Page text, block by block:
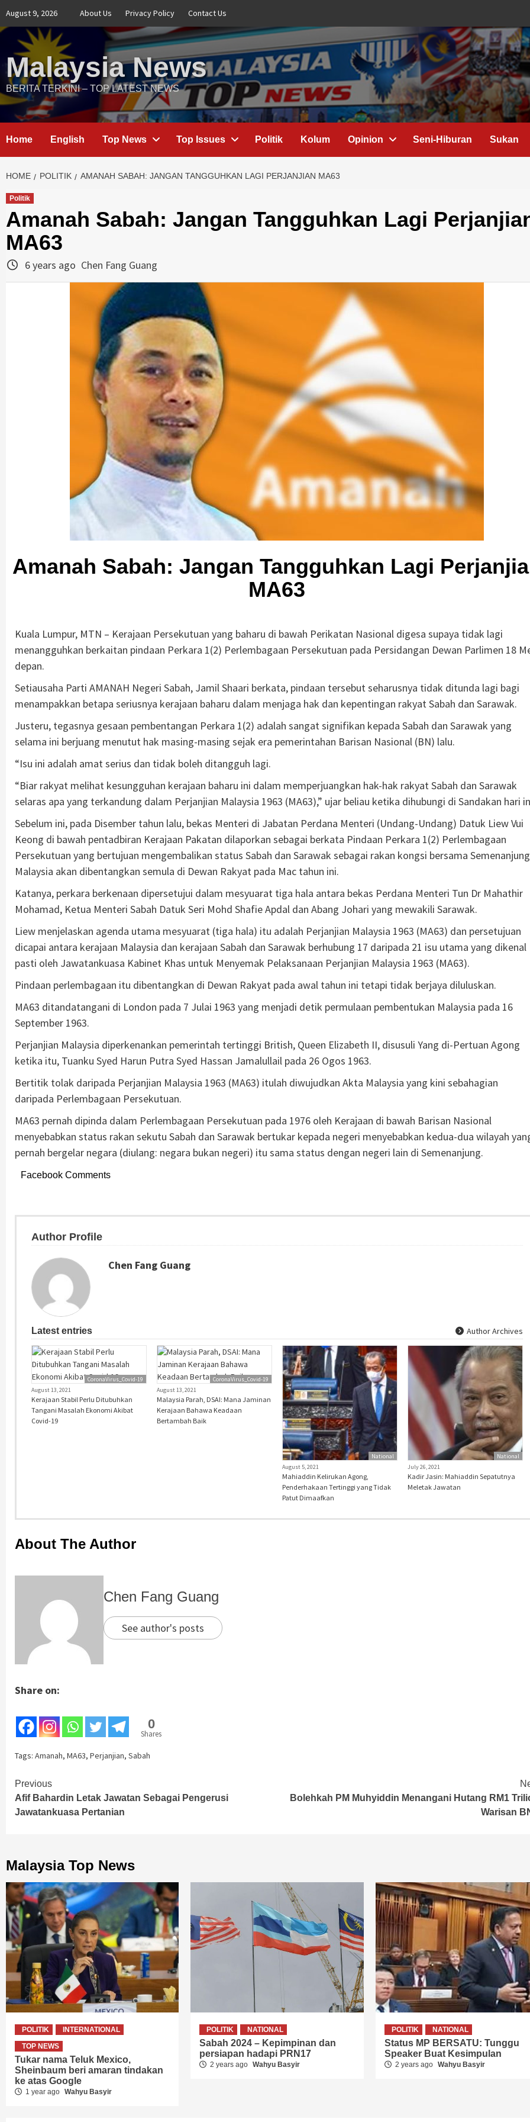
content
August 9, 2026 About Us Privacy Policy Contact Us
Malaysia News
BERITA TERKINI – TOP LATEST NEWS
Home English Top News Top Issues Politik Kolum Opinion Seni-Hiburan Sukan
HOME POLITIK AMANAH SABAH: JANGAN TANGGUHKAN LAGI PERJANJIAN MA63
Politik
Amanah Sabah: Jangan Tangguhkan Lagi
MA63
6 years ago Chen Fang Guang
Amanah Sabah: Jangan Tangguhkan Lagi
MA63
Kuala Lumpur, MTN – Kerajaan Persekutuan yang baharu di bawah Perikatan Nasional digesa supaya tidak lagi
menangguhkan berkaitan pindaan Perkara 1(2) Perlembagaan Persekutuan pada Persidangan Dewan Parlimen 18
depan.
Setiausaha Parti AMANAH Negeri Sabah, Jamil Shaari berkata, pindaan tersebut seharusnya tidak ditunda lagi bagi
menampakkan betapa seriusnya kerajaan baharu dalam menjaga hak dan kepentingan rakyat Sabah dan Sarawak.
Justeru, tegasnya gesaan pembentangan Perkara 1(2) adalah sangat signifikan kepada Sabah dan Sarawak yang
selama ini berjuang menutut hak masing-masing sejak era pemerintahan Barisan Nasional (BN) lalu.
“Isu ini adalah amat serius dan tidak boleh ditangguh lagi.
“Biar rakyat melihat kesungguhan kerajaan baharu ini dalam memperjuangkan hak-hak rakyat Sabah dan Sarawak
selaras apa yang terkandung dalam Perjanjian Malaysia 1963 (MA63),” ujar beliau ketika dihubungi di Sandakan hari
Sebelum ini, pada Disember tahun lalu, bekas Menteri di Jabatan Perdana Menteri (Undang-Undang) Datuk Liew Vui
Keong di bawah pentadbiran Kerajaan Pakatan dilaporkan sebagai berkata Pindaan Perkara 1(2) Perlembagaan
Persekutuan yang bertujuan mengembalikan status Sabah dan Sarawak sebagai rakan kongsi bersama Semenanjung
Malaysia akan dibentangkan semula di Dewan Rakyat pada Mac tahun ini.
Katanya, perkara berkenaan dipersetujui dalam mesyuarat tiga hala antara bekas Perdana Menteri Tun Dr Mahathir
Mohamad, Ketua Menteri Sabah Datuk Seri Mohd Shafie Apdal dan Abang Johari yang mewakili Sarawak.
Liew menjelaskan agenda utama mesyuarat (tiga hala) itu adalah Perjanjian Malaysia 1963 (MA63) dan persetujuan
dicapai antara kerajaan Malaysia dan kerajaan Sabah dan Sarawak berhubung 17 daripada 21 isu utama yang dikenal
pasti oleh Jawatankuasa Kabinet Khas untuk Menyemak Pelaksanaan Perjanjian Malaysia 1963 (MA63).
Pindaan perlembagaan itu dibentangkan di Dewan Rakyat pada awal tahun ini tetapi tidak berjaya diluluskan.
MA63 ditandatangani di London pada 7 Julai 1963 yang menjadi detik permulaan pembentukan Malaysia pada 16
September 1963.
Perjanjian Malaysia diperkenankan pemerintah tertinggi British, Queen Elizabeth II, disusuli Yang di-Pertuan Agong
ketika itu, Tuanku Syed Harun Putra Syed Hassan Jamalullail pada 26 Ogos 1963.
Bertitik tolak daripada Perjanjian Malaysia 1963 (MA63) itulah diwujudkan Akta Malaysia yang kini sebahagian
daripada Perlembagaan Persekutuan.
MA63 pernah dipinda dalam Perlembagaan Persekutuan pada 1976 oleh Kerajaan di bawah Barisan Nasional
menyebabkan status rakan sekutu Sabah dan Sarawak bertukar kepada negeri menyebabkan kedua-dua wilayah
pernah bergelar negara (diulang: negara bukan negeri) itu sama status dengan negeri lain di Semenanjung.
Facebook Comments
Author Profile
Chen Fang Guang
Latest entries Author Archives
CoronaVirus_Covid-19
August 13, 2021
Kerajaan Stabil Perlu Ditubuhkan
Tangani Masalah Ekonomi Akibat
Covid-19
CoronaVirus_Covid-19
August 13, 2021
Malaysia Parah, DSAI: Mana Jaminan
Kerajaan Bahawa Keadaan
Bertambah Baik
National
August 5, 2021
Mahiaddin Kelirukan Agong,
Penderhakaan Tertinggi yang Tidak
Patut Dimaafkan
National
July 26, 2021
Kadir Jasin: Mahiaddin Sepatutnya
Meletak Jawatan
About The Author
Chen Fang Guang
See author's posts
Share on:
0
Shares
Tags: Amanah, MA63, Perjanjian, Sabah
Continue
Reading
Previous
Afif Bahardin Letak Jawatan Sebagai Pengerusi
Jawatankuasa Pertanian
Bolehkah PM Muhyiddin Menangani Hutang RM1
Warisan
Malaysia Top News
POLITIK
INTERNATIONAL
TOP NEWS
Tukar nama Teluk Mexico,
Sheinbaum beri amaran tindakan
ke atas Google
1 year ago Wahyu Basyir
POLITIK NATIONAL
Sabah 2024 – Kepimpinan dan
persiapan hadapi PRN17
2 years ago Wahyu Basyir
POLITIK NATIONAL
Status MP BERSATU: Tunggu
Speaker Buat Kesimpulan
2 years ago Wahyu Basyir